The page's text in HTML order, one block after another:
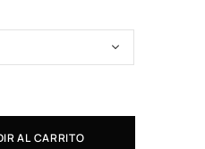
AL CARRITO